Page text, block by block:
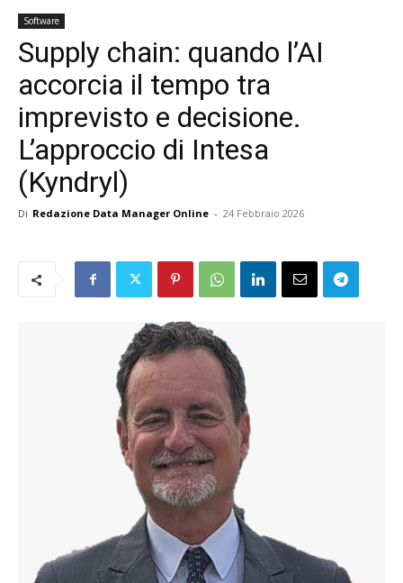
Software
Supply chain: quando l’AI
accorcia il tempo tra
imprevisto e decisione.
L’approccio di Intesa
(Kyndryl)
Di Redazione Data Manager Online - 24 Febbraio 2026